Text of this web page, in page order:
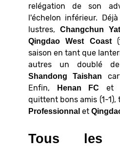
relégation de son
l'échelon inférieur.
lustres, Changchun
Qingdao West Coast
saison en tant que
autres un doublé de
Shandong Taishan
Enfin,
Henan FC et
quittent bons amis (1-1),
Professionnal et
Tous les